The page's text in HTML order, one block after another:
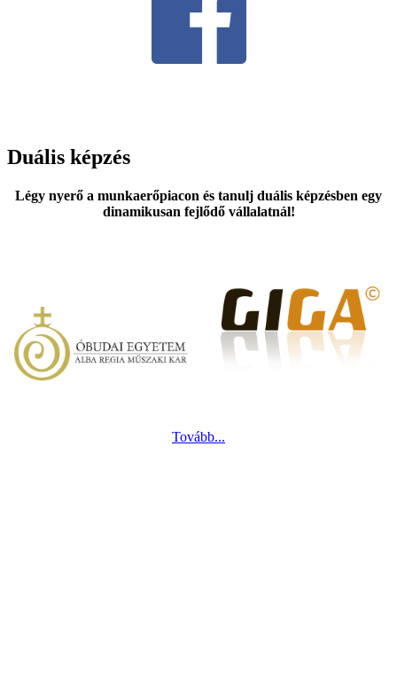
Duális képzés
Légy nyerő a munkaerőpiacon és tanulj duális képzésben egy
dinamikusan fejlődő vállalatnál!
Tovább...